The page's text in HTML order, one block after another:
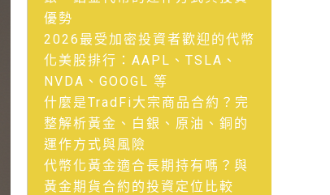
優勢
2026最受加密投資者歡迎的代幣
化美股排行：AAPL、TSLA、
NVDA、GOOGL 等
什麼是TradFi大宗商品合約？完
整解析黃金、白銀、原油、銅的
運作方式與風險
代幣化黃金適合長期持有嗎？與
黃金期貨合約的投資定位比較